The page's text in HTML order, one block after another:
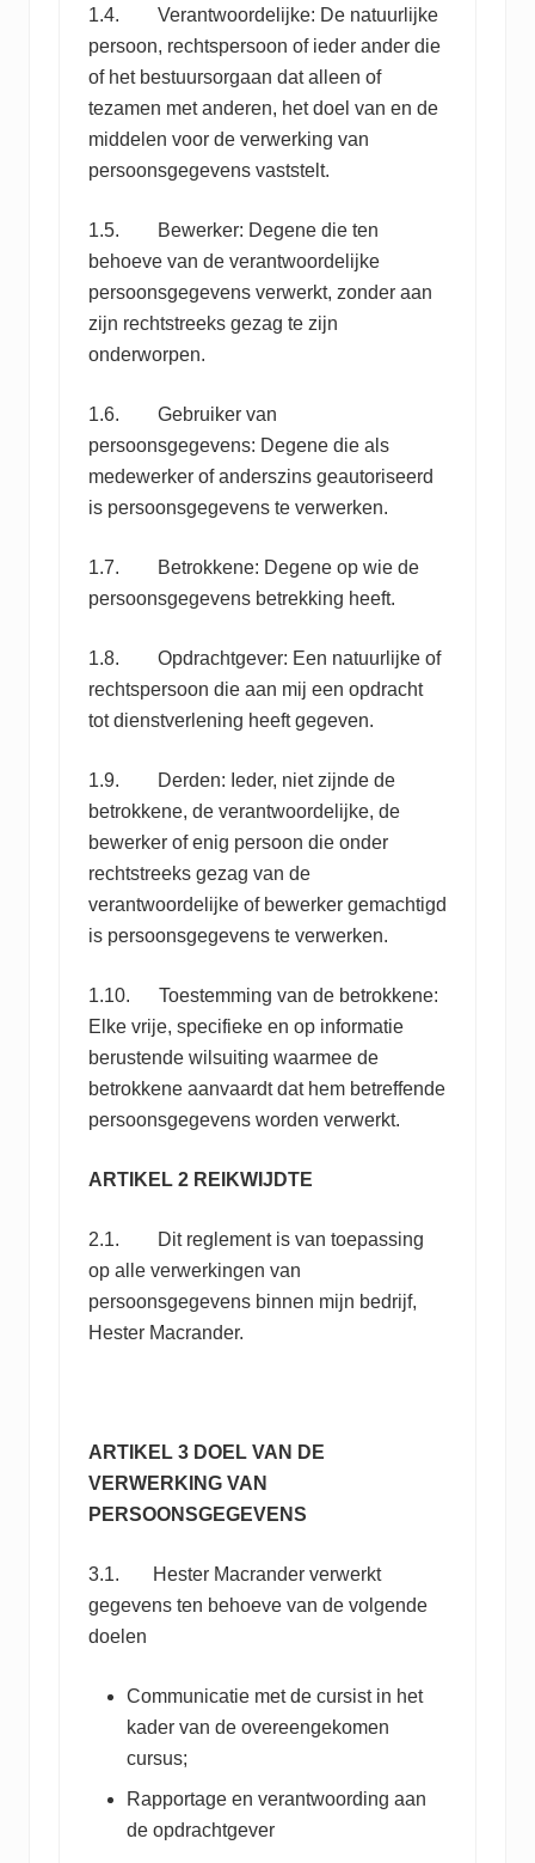
1.4. Verantwoordelijke: De natuurlijke
persoon, rechtspersoon of ieder ander die
of het bestuursorgaan dat alleen of
tezamen met anderen, het doel van en de
middelen voor de verwerking van
persoonsgegevens vaststelt.
1.5. Bewerker: Degene die ten
behoeve van de verantwoordelijke
persoonsgegevens verwerkt, zonder aan
zijn rechtstreeks gezag te zijn
onderworpen.
1.6. Gebruiker van
persoonsgegevens: Degene die als
medewerker of anderszins geautoriseerd
is persoonsgegevens te verwerken.
1.7. Betrokkene: Degene op wie de
persoonsgegevens betrekking heeft.
1.8. Opdrachtgever: Een natuurlijke of
rechtspersoon die aan mij een opdracht
tot dienstverlening heeft gegeven.
1.9. Derden: Ieder, niet zijnde de
betrokkene, de verantwoordelijke, de
bewerker of enig persoon die onder
rechtstreeks gezag van de
verantwoordelijke of bewerker gemachtigd
is persoonsgegevens te verwerken.
1.10. Toestemming van de betrokkene:
Elke vrije, specifieke en op informatie
berustende wilsuiting waarmee de
betrokkene aanvaardt dat hem betreffende
persoonsgegevens worden verwerkt.
ARTIKEL 2 REIKWIJDTE
2.1. Dit reglement is van toepassing
op alle verwerkingen van
persoonsgegevens binnen mijn bedrijf,
Hester Macrander.
ARTIKEL 3 DOEL VAN DE
VERWERKING VAN
PERSOONSGEGEVENS
3.1. Hester Macrander verwerkt
gegevens ten behoeve van de volgende
doelen
Communicatie met de cursist in het
kader van de overeengekomen
cursus;
Rapportage en verantwoording aan
de opdrachtgever